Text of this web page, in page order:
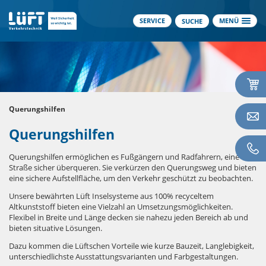
SERVICE SUCHE MENÜ
Querungshilfen
Querungshilfen
Querungshilfen ermöglichen es Fußgängern und Radfahrern, eine
Straße sicher überqueren. Sie verkürzen den Querungsweg und bieten
eine sichere Aufstellfläche, um den Verkehr geschützt zu beobachten.
Unsere bewährten Lüft Inselsysteme aus 100% recyceltem
Altkunststoff bieten eine Vielzahl an Umsetzungsmöglichkeiten.
Flexibel in Breite und Länge decken sie nahezu jeden Bereich ab und
bieten situative Lösungen.
Dazu kommen die Lüftschen Vorteile wie kurze Bauzeit, Langlebigkeit,
unterschiedlichste Ausstattungsvarianten und Farbgestaltungen.